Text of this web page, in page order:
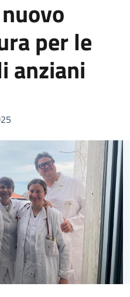
per le
anziani